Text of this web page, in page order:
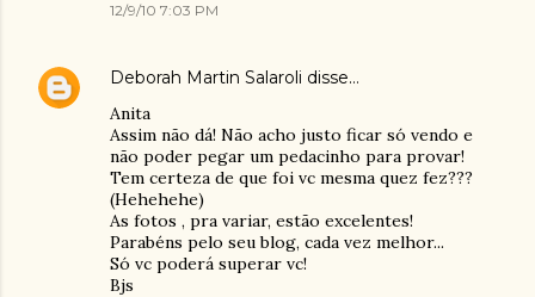
12/9/10 7:03 PM
Deborah Martin Salaroli disse…
Anita
Assim não dá! Não acho justo ficar só vendo e
não poder pegar um pedacinho para provar!
Tem certeza de que foi vc mesma quez fez???
(Hehehehe)
As fotos , pra variar, estão excelentes!
Parabéns pelo seu blog, cada vez melhor...
Só vc poderá superar vc!
Bjs